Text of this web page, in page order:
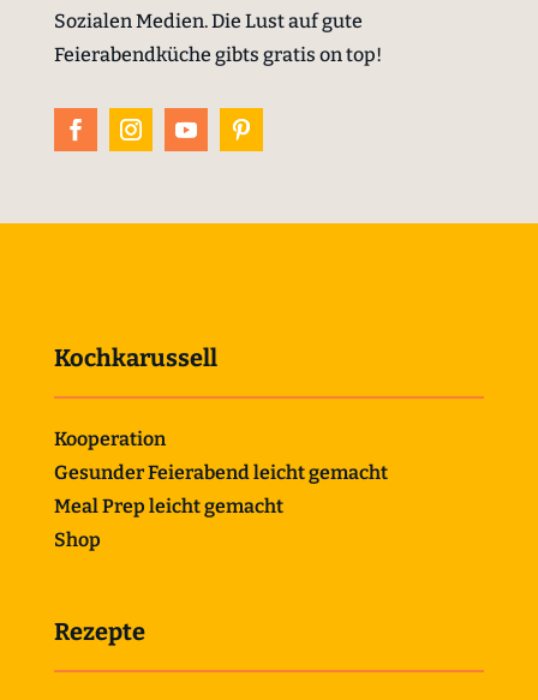
Sozialen Medien. Die Lust auf gute
Feierabendküche gibts gratis on top!
Kochkarussell
Kooperation
Gesunder Feierabend leicht gemacht
Meal Prep leicht gemacht
Shop
Rezepte